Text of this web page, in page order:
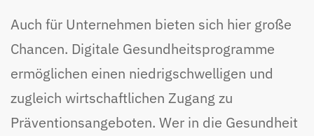
Auch für Unternehmen bieten sich hier große
Chancen. Digitale Gesundheitsprogramme
ermöglichen einen niedrigschwelligen und
zugleich wirtschaftlichen Zugang zu
Präventionsangeboten. Wer in die Gesundheit